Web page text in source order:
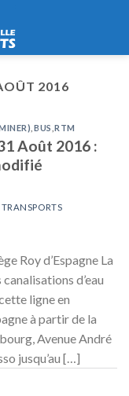
2016
BUS ,RTM
Août 2016 :
Roy d’Espagne La
d’eau
ligne en
à partir de la
Avenue André
jusqu’au […]